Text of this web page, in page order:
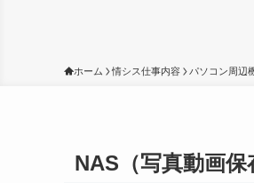
ホーム 情シス仕事内容 パソコン周辺
NAS（写真動画保